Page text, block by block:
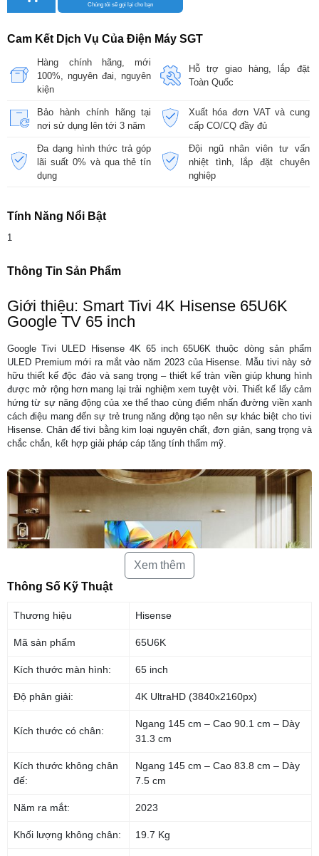
Chúng tôi sẽ gọi lại cho bạn
Cam Kết Dịch Vụ Của Điện Máy SGT
Hàng chính hãng, mới
100%, nguyên đai, nguyên
kiện
Hỗ trợ giao hàng, lắp đặt
Toàn Quốc
Bảo hành chính hãng tại
nơi sử dụng lên tới 3 năm
Xuất hóa đơn VAT và cung
cấp CO/CQ đầy đủ
Đa dạng hình thức trả góp
lãi suất 0% và qua thẻ tín
dụng
Đội ngũ nhân viên tư vấn
nhiệt tình, lắp đặt chuyên
nghiệp
Tính Năng Nổi Bật
1
Thông Tin Sản Phẩm
Giới thiệu: Smart Tivi 4K Hisense 65U6K
Google TV 65 inch
Google Tivi ULED Hisense 4K 65 inch 65U6K thuộc dòng sản phẩm
ULED Premium mới ra mắt vào năm 2023 của Hisense. Mẫu tivi này sở
hữu thiết kế độc đáo và sang trọng – thiết kế tràn viền giúp khung hình
được mở rộng hơn mang lại trải nghiệm xem tuyệt vời. Thiết kế lấy cảm
hứng từ sự năng động của xe thể thao cùng điểm nhấn đường viền xanh
cách điệu mang đến sự trẻ trung năng động tạo nên sự khác biệt cho tivi
Hisense. Chân đế tivi bằng kim loại nguyên chất, đơn giản, sang trọng và
chắc chắn, kết hợp giải pháp cáp tăng tính thẩm mỹ.
Bộ xử lý Hi-view Engine thông minh và mạnh mẽ
liên tục tối ưu hóa trải nghiệm xem bằng phân tích mức khung hình theo
Đồng thời, đảm nhận các chức năng phức tạp như nâng cấp 4K và cải
thiện màu sắc để kể cả video có chất lượng thấp cũng sẽ hiển thị đẹp
Xem thêm
Thông Số Kỹ Thuật
Thương hiệu Hisense
Mã sản phẩm 65U6K
Kích thước màn hình: 65 inch
Độ phân giải: 4K UltraHD (3840x2160px)
Kích thước có chân:
Ngang 145 cm – Cao 90.1 cm – Dày
31.3 cm
Kích thước không chân
đế:
Ngang 145 cm – Cao 83.8 cm – Dày
7.5 cm
Năm ra mắt: 2023
Khối lượng không chân: 19.7 Kg